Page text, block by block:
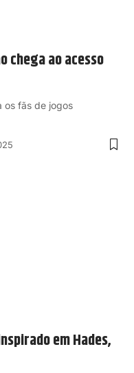
chega ao acesso
os fãs de jogos
em Hades,